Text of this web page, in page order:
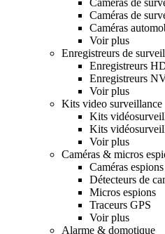
Caméras de
Caméras
Voir plus
Enregistreurs de
Enregistreurs
Enregistreurs
Voir plus
Kits video surveillance
Kits
Kits
Voir plus
Caméras & micros
Caméras espions
Détecteurs de
Micros espions
Traceurs GPS
Voir plus
Alarme & domotique